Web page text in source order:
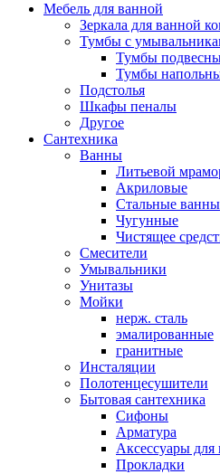
Мебель для ванной
Зеркала для ванной
Тумбы с
Тумбы
Тумбы
Подстолья
Шкафы пеналы
Другое
Сантехника
Ванны
Литьевой
Акриловые
Стальные ванны
Чугунные
Чистящее
Смесители
Умывальники
Унитазы
Мойки
нерж. сталь
эмалированные
гранитные
Инсталяции
Полотенцесушители
Бытовая сантехника
Сифоны
Арматура
Аксессуары
Прокладки